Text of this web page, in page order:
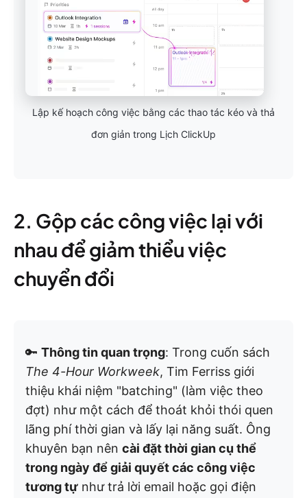
Lập kế hoạch công việc bằng các thao tác kéo và thả
đơn giản trong Lịch ClickUp
2. Gộp các công việc lại với
nhau để giảm thiểu việc
chuyển đổi
🔑 Thông tin quan trọng: Trong cuốn sách
The 4-Hour Workweek, Tim Ferriss giới
thiệu khái niệm "batching" (làm việc theo
đợt) như một cách để thoát khỏi thói quen
lãng phí thời gian và lấy lại năng suất. Ông
khuyên bạn nên cài đặt thời gian cụ thể
trong ngày để giải quyết các công việc
tương tự như trả lời email hoặc gọi điện